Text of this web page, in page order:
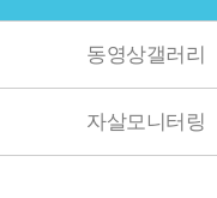
동영상갤러리
자살모니터링